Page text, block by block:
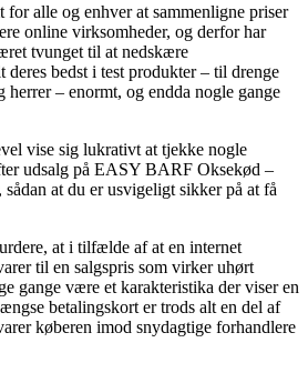
for alle og enhver at sammenligne priser
online virksomheder, og derfor har
tvunget til at nedskære
deres bedst i test produkter – til drenge
herrer – enormt, og endda nogle gange
vise sig lukrativt at tjekke nogle
udsalg på EASY BARF Oksekød –
at du er usvigeligt sikker på at få
at i tilfælde af at en internet
til en salgspris som virker uhørt
gange være et karakteristika der viser en
betalingskort er trods alt en del af
køberen imod snydagtige forhandlere